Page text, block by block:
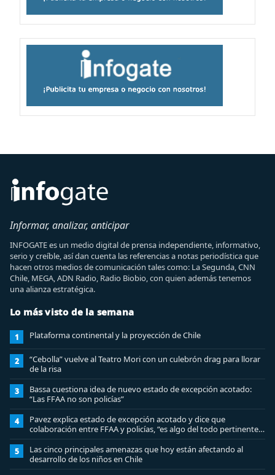
Informar, analizar, anticipar
INFOGATE es un medio digital de prensa independiente, informativo,
serio y creíble, así dan cuenta las referencias a notas periodística que
hacen otros medios de comunicación tales como: La Segunda, CNN
Chile, MEGA, ADN Radio, Radio Biobio, con quien además tenemos
una alianza estratégica.
Lo más visto de la semana
1 Plataforma continental y la proyección de Chile
2
“Cebolla” vuelve al Teatro Mori con un culebrón drag para llorar
de la risa
3
Bassa cuestiona idea de nuevo estado de excepción acotado:
“Las FFAA no son policías”
4
Pavez explica estado de excepción acotado y dice que
colaboración entre FFAA y policías, “es algo del todo pertinente
analizar”
5
Las cinco principales amenazas que hoy están afectando al
desarrollo de los niños en Chile